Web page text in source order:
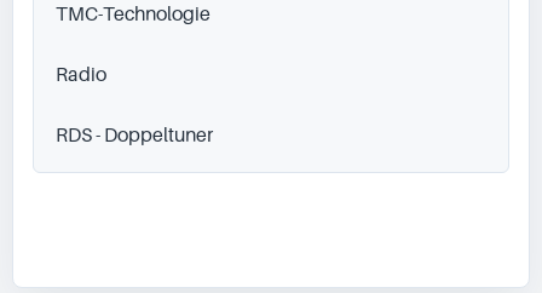
TMC-Technologie
Radio
RDS - Doppeltuner